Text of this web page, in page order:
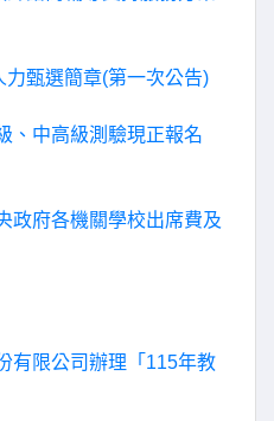
甄選簡章(第一次公告)
、中高級測驗現正報名
政府各機關學校出席費及
有限公司辦理「115年教